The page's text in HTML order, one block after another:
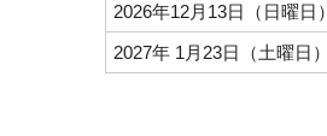
2026年12月13日（日曜日）
2027年 1月23日（土曜日）